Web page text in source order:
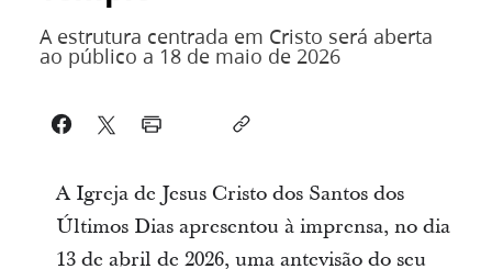
A estrutura centrada em Cristo será aberta
ao público a 18 de maio de 2026
A Igreja de Jesus Cristo dos Santos dos
Últimos Dias apresentou à imprensa, no dia
13 de abril de 2026, uma antevisão do seu